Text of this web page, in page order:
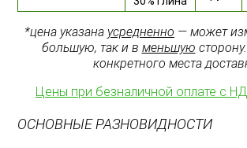
*цена указана усредненно — может
большую, так и в меньшую
конкретного места
Цены при безналичной оплате с
ОСНОВНЫЕ РАЗНОВИДНОСТИ